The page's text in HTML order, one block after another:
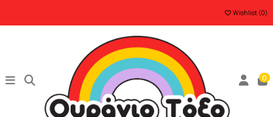
Wishlist (0)
0